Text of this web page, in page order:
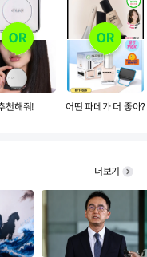
천해줘! 어떤 파데가 더 좋아?
더보기